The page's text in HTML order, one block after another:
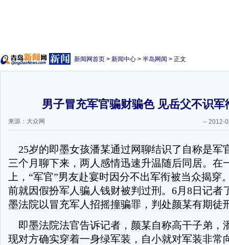
新闻网首页 > 新闻中心 > 半岛网闻 > 正文
男子冒充军官骗财骗色 见岳父不识军
来源：大众网 -- 2012-
25岁的即墨女孩潘某通过网聊结识了自称是军
三个月聊下来，两人感情迅速升温随后同居。在
上，“军官”男友赴宴时因分不出军衔被当众揭穿
前就因假扮军人骗人钱财被判过刑。6月8日记者
墨法院以冒充军人招摇撞骗罪，判处颜某有期徒
即墨法院法官告诉记者，颜某自称高干子弟，
现对方确实穿着一身绿军装，自小就对军装非常